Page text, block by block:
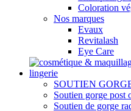
Coloration
Nos marques
Evaux
Revitalash
Eye Care
lingerie
SOUTIEN
Soutien gorge post
Soutien de gorge